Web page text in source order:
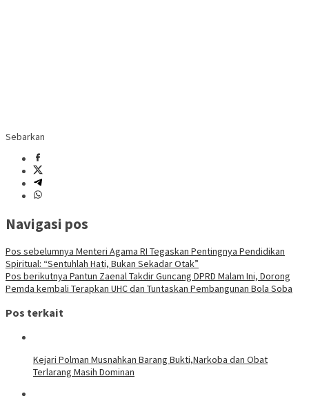
Sebarkan
Navigasi pos
Pos sebelumnya Menteri Agama RI Tegaskan Pentingnya Pendidikan
Spiritual: “Sentuhlah Hati, Bukan Sekadar Otak”
Pos berikutnya Pantun Zaenal Takdir Guncang DPRD Malam Ini, Dorong
Pemda kembali Terapkan UHC dan Tuntaskan Pembangunan Bola Soba
Pos terkait
Kejari Polman Musnahkan Barang Bukti,Narkoba dan Obat
Terlarang Masih Dominan